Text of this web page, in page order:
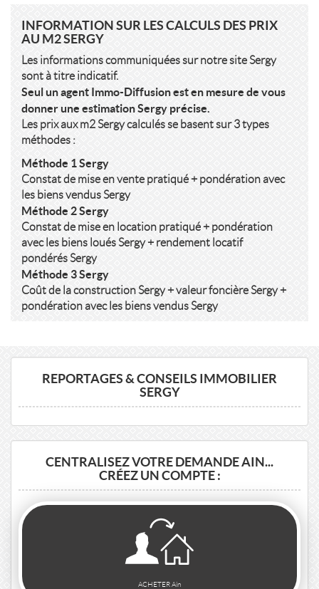
INFORMATION SUR LES CALCULS DES PRIX
AU M2 SERGY
Les informations communiquées sur notre site Sergy
sont à titre indicatif.
Seul un agent Immo-Diffusion est en mesure de vous
donner une estimation Sergy précise.
Les prix aux m2 Sergy calculés se basent sur 3 types
méthodes :
Méthode 1 Sergy
Constat de mise en vente pratiqué + pondération avec
les biens vendus Sergy
Méthode 2 Sergy
Constat de mise en location pratiqué + pondération
avec les biens loués Sergy + rendement locatif
pondérés Sergy
Méthode 3 Sergy
Coût de la construction Sergy + valeur foncière Sergy +
pondération avec les biens vendus Sergy
REPORTAGES & CONSEILS IMMOBILIER
SERGY
CENTRALISEZ VOTRE DEMANDE AIN...
CRÉEZ UN COMPTE :
ACHETER Ain